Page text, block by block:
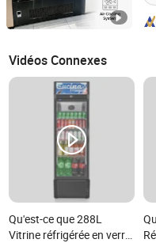
Vidéos Connexes
Qu'est-ce que 288L
Vitrine réfrigérée en verre